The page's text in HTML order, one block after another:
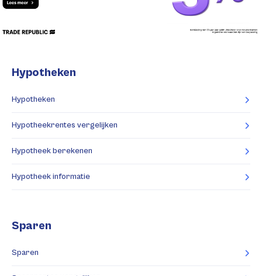
Hypotheken
Hypotheken
Hypotheekrentes vergelijken
Hypotheek berekenen
Hypotheek informatie
Sparen
Sparen